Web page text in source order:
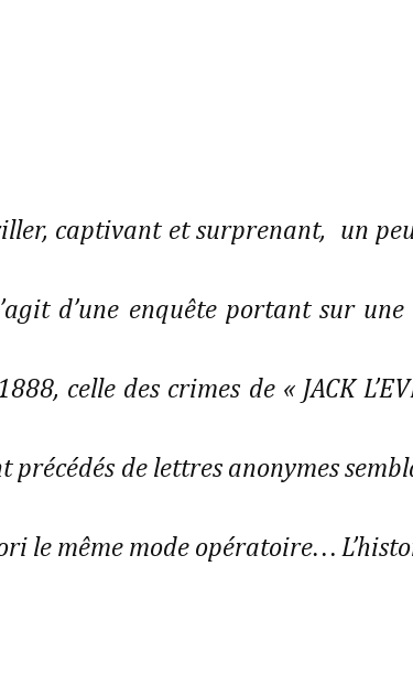
captivant et surprenant, un
d’une enquête portant sur
celle des crimes de « JACK
précédés de lettres anonymes
le même mode opératoire…